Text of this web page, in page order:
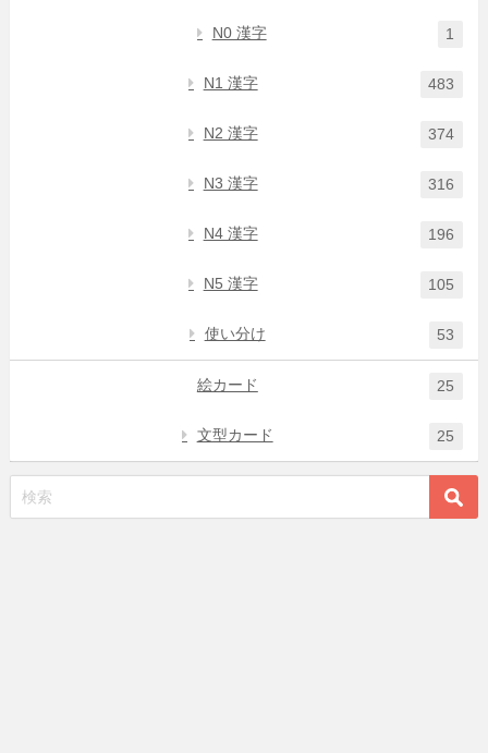
N0 漢字 1
N1 漢字 483
N2 漢字 374
N3 漢字 316
N4 漢字 196
N5 漢字 105
使い分け 53
絵カード 25
文型カード 25